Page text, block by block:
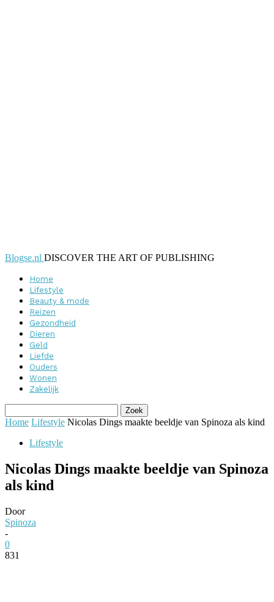
Blogse.nl DISCOVER THE ART OF PUBLISHING
Home
Lifestyle
Beauty & mode
Reizen
Gezondheid
Dieren
Geld
Liefde
Ouders
Wonen
Zakelijk
Home Lifestyle Nicolas Dings maakte beeldje van Spinoza als kind
Lifestyle
Nicolas Dings maakte beeldje van Spinoza
als kind
Door
Spinoza
-
0
831